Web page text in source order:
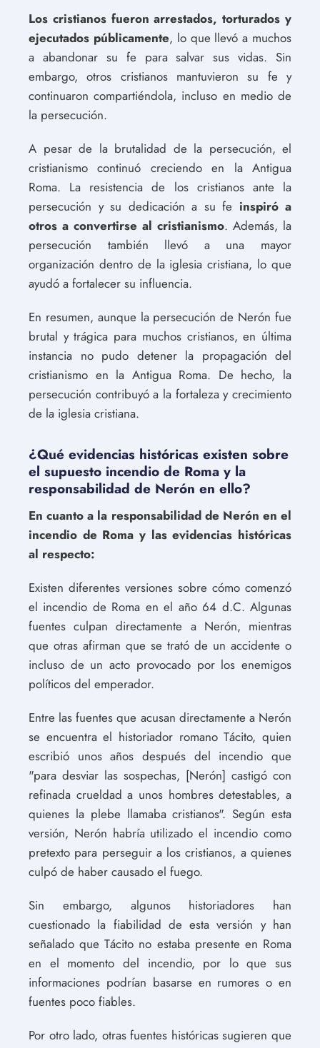
Los cristianos fueron arrestados, torturados y
ejecutados públicamente, lo que llevó a muchos
a abandonar su fe para salvar sus vidas. Sin
embargo, otros cristianos mantuvieron su fe y
continuaron compartiéndola, incluso en medio de
la persecución.
A pesar de la brutalidad de la persecución, el
cristianismo continuó creciendo en la Antigua
Roma. La resistencia de los cristianos ante la
persecución y su dedicación a su fe inspiró a
otros a convertirse al cristianismo. Además, la
persecución también llevó a una mayor
organización dentro de la iglesia cristiana, lo que
ayudó a fortalecer su influencia.
En resumen, aunque la persecución de Nerón fue
brutal y trágica para muchos cristianos, en última
instancia no pudo detener la propagación del
cristianismo en la Antigua Roma. De hecho, la
persecución contribuyó a la fortaleza y crecimiento
de la iglesia cristiana.
¿Qué evidencias históricas existen sobre
el supuesto incendio de Roma y la
responsabilidad de Nerón en ello?
En cuanto a la responsabilidad de Nerón en el
incendio de Roma y las evidencias históricas
al respecto:
Existen diferentes versiones sobre cómo comenzó
el incendio de Roma en el año 64 d.C. Algunas
fuentes culpan directamente a Nerón, mientras
que otras afirman que se trató de un accidente o
incluso de un acto provocado por los enemigos
políticos del emperador.
Entre las fuentes que acusan directamente a Nerón
se encuentra el historiador romano Tácito, quien
escribió unos años después del incendio que
"para desviar las sospechas, [Nerón] castigó con
refinada crueldad a unos hombres detestables, a
quienes la plebe llamaba cristianos". Según esta
versión, Nerón habría utilizado el incendio como
pretexto para perseguir a los cristianos, a quienes
culpó de haber causado el fuego.
Sin embargo, algunos historiadores han
cuestionado la fiabilidad de esta versión y han
señalado que Tácito no estaba presente en Roma
en el momento del incendio, por lo que sus
informaciones podrían basarse en rumores o en
fuentes poco fiables.
Por otro lado, otras fuentes históricas sugieren que